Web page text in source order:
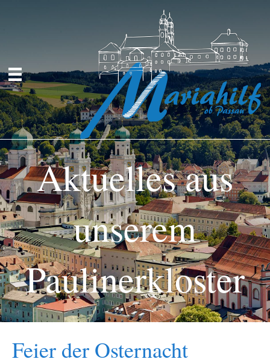
Aktuelles aus
unserem
Paulinerkloster
Feier der Osternacht